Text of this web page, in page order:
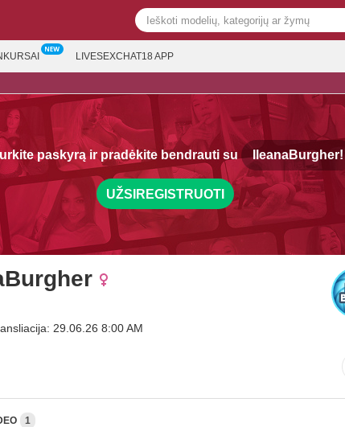
LIVESEXCHAT18 APP
paskyrą ir pradėkite bendrauti su IleanaBurgher!
UŽSIREGISTRUOTI
29.06.26 8:00 AM
1